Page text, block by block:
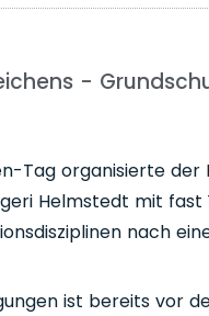
-
Tag organisierte
Helmstedt mit fast
nach
ist bereits vor